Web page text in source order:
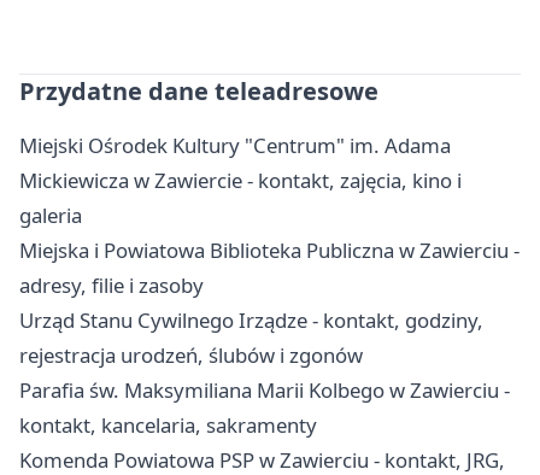
Przydatne dane teleadresowe
Miejski Ośrodek Kultury "Centrum" im. Adama
Mickiewicza w Zawiercie - kontakt, zajęcia, kino i
galeria
Miejska i Powiatowa Biblioteka Publiczna w Zawierciu -
adresy, filie i zasoby
Urząd Stanu Cywilnego Irządze - kontakt, godziny,
rejestracja urodzeń, ślubów i zgonów
Parafia św. Maksymiliana Marii Kolbego w Zawierciu -
kontakt, kancelaria, sakramenty
Komenda Powiatowa PSP w Zawierciu - kontakt, JRG,